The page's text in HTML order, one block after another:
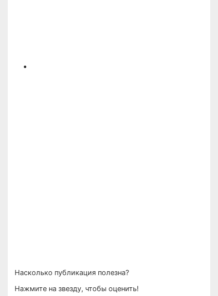
Насколько публикация полезна?
Нажмите на звезду, чтобы оценить!